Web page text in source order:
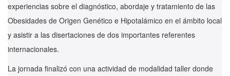
experiencias sobre el diagnóstico, abordaje y tratamiento de las
Obesidades de Origen Genético e Hipotalámico en el ámbito local
y asistir a las disertaciones de dos importantes referentes
internacionales.
La jornada finalizó con una actividad de modalidad taller donde